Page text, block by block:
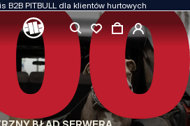
B2B PITBULL dla klientów hurtowych
PRIORYTET
z pasją. Nie idziemy na kompromis w kwestiach
materiałów i dbałości o detal.
Diego z początku lat 90-tych XX wieku. Nasz styl jest